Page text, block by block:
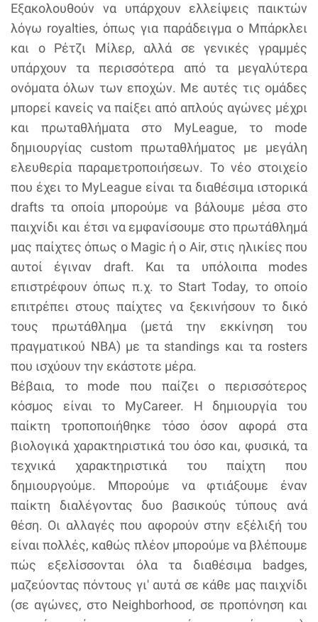
Εξακολουθούν να υπάρχουν ελλείψεις παικτών
λόγω royalties, όπως για παράδειγμα ο Μπάρκλει
και ο Ρέτζι Μίλερ, αλλά σε γενικές γραμμές
υπάρχουν τα περισσότερα από τα μεγαλύτερα
ονόματα όλων των εποχών. Με αυτές τις ομάδες
μπορεί κανείς να παίξει από απλούς αγώνες μέχρι
και πρωταθλήματα στο MyLeague, το mode
δημιουργίας custom πρωταθλήματος με μεγάλη
ελευθερία παραμετροποιήσεων. Το νέο στοιχείο
που έχει το MyLeague είναι τα διαθέσιμα ιστορικά
drafts τα οποία μπορούμε να βάλουμε μέσα στο
παιχνίδι και έτσι να εμφανίσουμε στο πρωτάθλημά
μας παίχτες όπως ο Magic ή ο Air, στις ηλικίες που
αυτοί έγιναν draft. Και τα υπόλοιπα modes
επιστρέφουν όπως π.χ. το Start Today, το οποίο
επιτρέπει στους παίχτες να ξεκινήσουν το δικό
τους πρωτάθλημα (μετά την εκκίνηση του
πραγματικού NBA) με τα standings και τα rosters
που ισχύουν την εκάστοτε μέρα.
Βέβαια, το mode που παίζει ο περισσότερος
κόσμος είναι το MyCareer. Η δημιουργία του
παίκτη τροποποιήθηκε τόσο όσον αφορά στα
βιολογικά χαρακτηριστικά του όσο και, φυσικά, τα
τεχνικά χαρακτηριστικά του παίχτη που
δημιουργούμε. Μπορούμε να φτιάξουμε έναν
παίκτη διαλέγοντας δυο βασικούς τύπους ανά
θέση. Οι αλλαγές που αφορούν στην εξέλιξή του
είναι πολλές, καθώς πλέον μπορούμε να βλέπουμε
πώς εξελίσσονται όλα τα διαθέσιμα badges,
μαζεύοντας πόντους γι' αυτά σε κάθε μας παιχνίδι
(σε αγώνες, στο Neighborhood, σε προπόνηση και